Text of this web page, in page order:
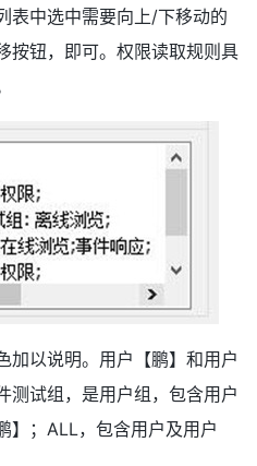
表中选中需要向上/下移动的
按钮，即可。权限读取规则具
加以说明。用户【鹏】和用户
测试组，是用户组，包含用户
】；ALL，包含用户及用户